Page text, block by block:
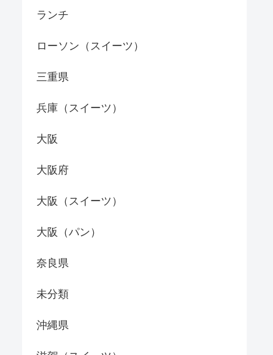
ランチ
ローソン（スイーツ）
三重県
兵庫（スイーツ）
大阪
大阪府
大阪（スイーツ）
大阪（パン）
奈良県
未分類
沖縄県